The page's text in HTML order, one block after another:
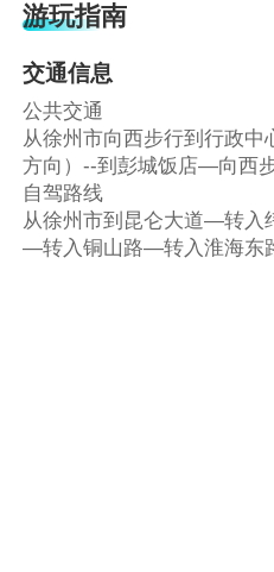
游玩指南
交通信息
公共交通
从徐州市向西步行到行政
方向）--到彭城饭店—向西
自驾路线
从徐州市到昆仑大道—转入
—转入铜山路—转入淮海东